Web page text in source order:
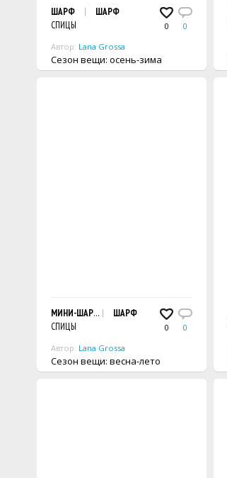
0 0
ШАРФ
ШАРФ
СПИЦЫ
Автор: Lana Grossa
Сезон вещи: осень-зима
0 0
МИНИ-ШАРФ
ШАРФ
СПИЦЫ
Автор: Lana Grossa
Сезон вещи: весна-лето